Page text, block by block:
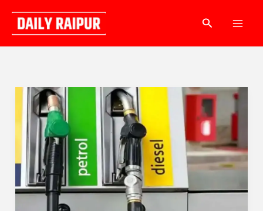
content
Search
आज
पेट्रोल-
डीजल
के
दामों
में